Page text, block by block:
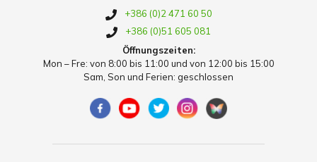
+386 (0)2 471 60 50
+386 (0)51 605 081
Öffnungszeiten:
Mon – Fre: von 8:00 bis 11:00 und von 12:00 bis 15:00
Sam, Son und Ferien: geschlossen